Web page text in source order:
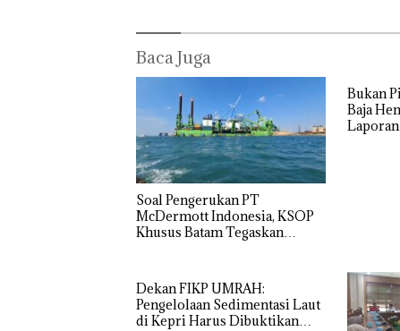
Baca Juga
‎Soal Pengerukan PT
McDermott Indonesia, KSOP
Khusus Batam Tegaskan
Bukan
Baja
Dekan FIKP UMRAH:
Pengelolaan Sedimentasi Laut
di Kepri Harus Dibuktikan